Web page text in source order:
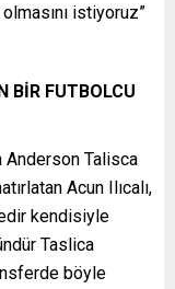
istiyoruz”
BİR FUTBOLCU
Anderson Talisca
Acun Ilıcalı,
kendisiyle
Taslica
böyle